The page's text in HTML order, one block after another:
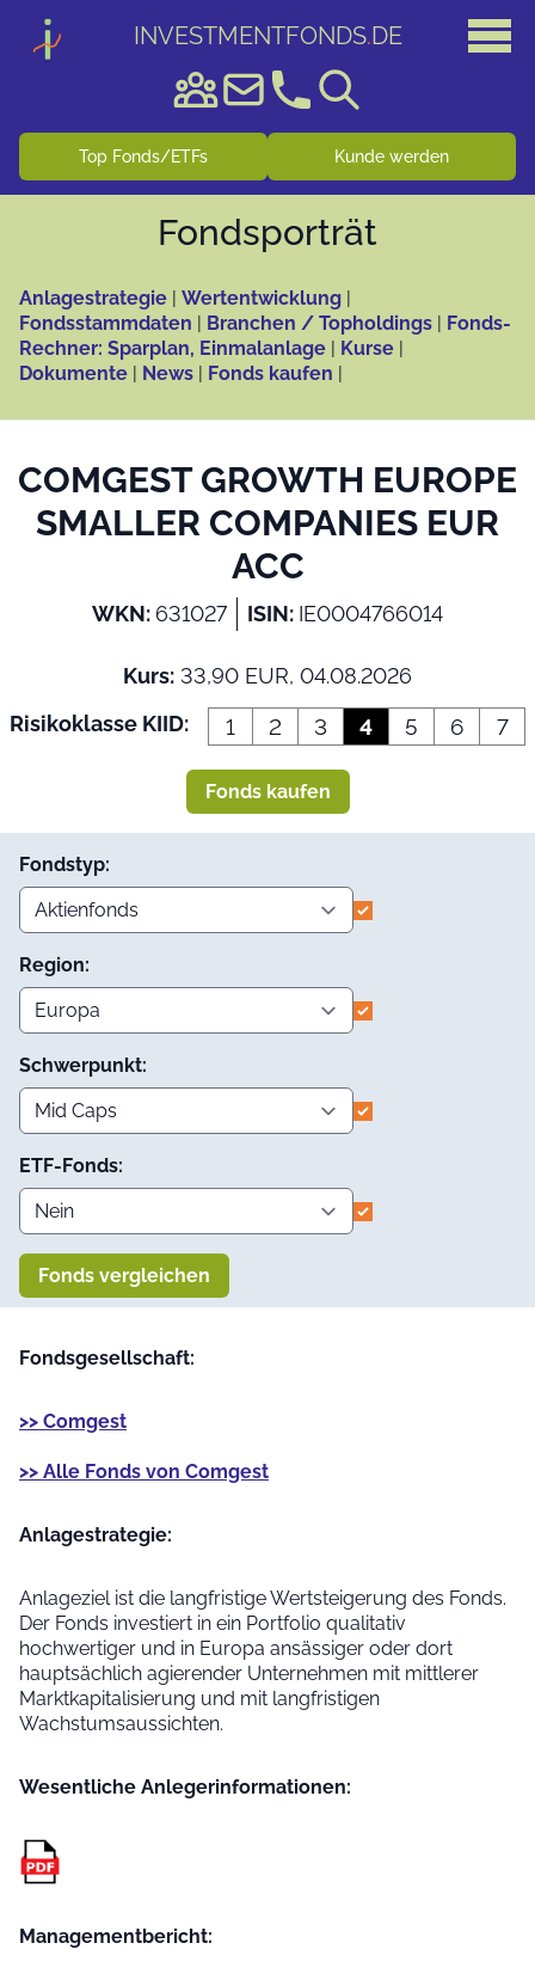
INVESTMENTFONDS.DE
Top Fonds/ETFs Kunde werden
Fonds­porträt
Anlagestrategie | Wertentwicklung |
Fondsstammdaten | Branchen / Topholdings | Fonds-
Rechner: Sparplan, Einmalanlage | Kurse |
Dokumente | News | Fonds kaufen |
COMGEST GROWTH EUROPE
SMALLER COMPANIES EUR
ACC
WKN: 631027 ISIN: IE0004766014
Kurs: 33,90 EUR, 04.08.2026
Risikoklasse KIID:
1 2 3 4 5 6 7
Fonds kaufen
Fondstyp:
Region:
Schwerpunkt:
ETF-Fonds:
Fonds vergleichen
Fondsgesellschaft:
>> Comgest
>> Alle Fonds von Comgest
Anlage­strategie:
Anlageziel ist die langfristige Wertsteigerung des Fonds.
Der Fonds investiert in ein Portfolio qualitativ
hochwertiger und in Europa ansässiger oder dort
hauptsächlich agierender Unternehmen mit mittlerer
Marktkapitalisierung und mit langfristigen
Wachstumsaussichten.
Wesentliche Anleger­informationen:
Managementbericht: